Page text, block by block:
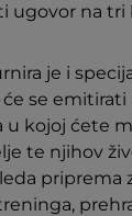
ugovor na tri
je i
će se
u kojoj ćete
te njihov
priprema